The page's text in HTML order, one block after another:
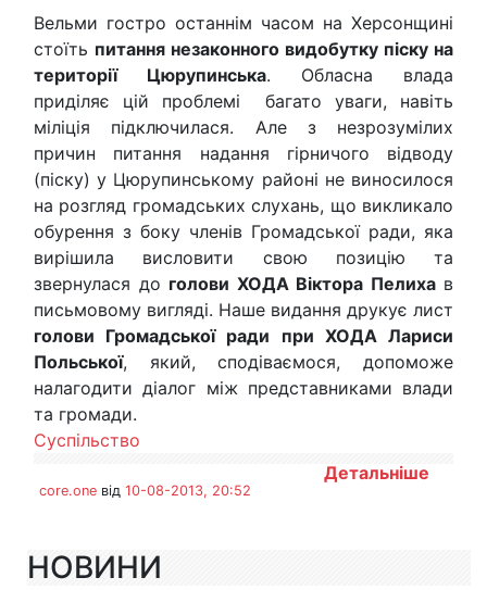
Вельми гостро останнім часом на Херсонщині
стоїть питання незаконного видобутку піску на
території Цюрупинська. Обласна влада
приділяє цій проблемі багато уваги, навіть
міліція підключилася. Але з незрозумілих
причин питання надання гірничого відводу
(піску) у Цюрупинському районі не виносилося
на розгляд громадських слухань, що викликало
обурення з боку членів Громадської ради, яка
вирішила висловити свою позицію та
звернулася до голови ХОДА Віктора Пелихав
письмовому вигляді. Наше видання друкує лист
голови Громадської ради при ХОДА Лариси
Польської, який, сподіваємося, допоможе
налагодити діалог між представниками влади
та громади.
Суспільство
Детальніше
core.one від 10-08-2013, 20:52
НОВИНИ